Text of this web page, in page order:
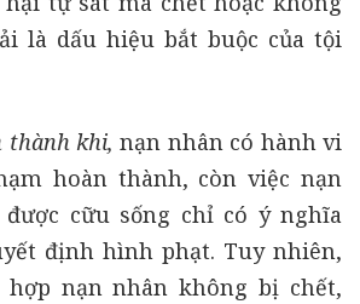
là dấu hiệu bắt buộc của tội
thành khi, nạn nhân có hành vi
hoàn thành, còn việc nạn
cữu sống chỉ có ý nghĩa
định hình phạt. Tuy nhiên,
nạn nhân không bị chết,